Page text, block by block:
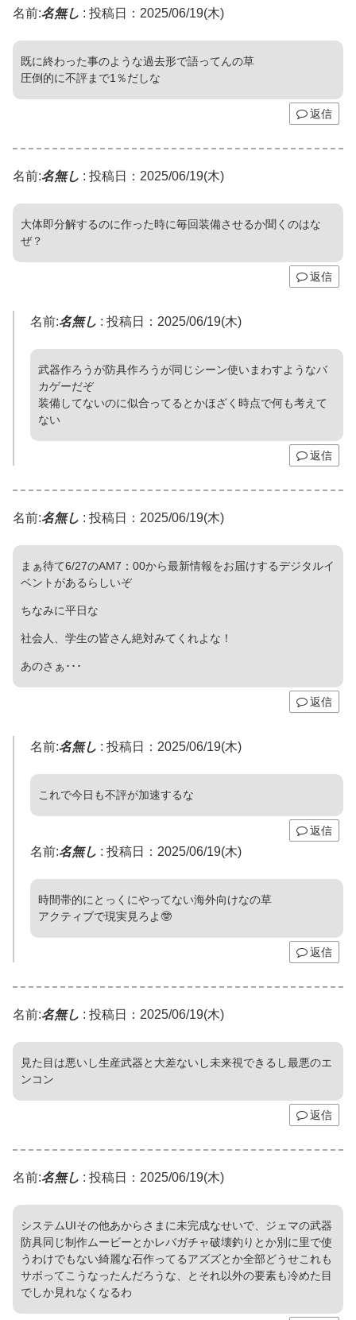
名前:名無し : 投稿日：2025/06/19(木)
既に終わった事のような過去形で語ってんの草
圧倒的に不評まで1％だしな
返信
名前:名無し : 投稿日：2025/06/19(木)
大体即分解するのに作った時に毎回装備させるか聞くのはな
ぜ？
返信
名前:名無し : 投稿日：2025/06/19(木)
武器作ろうが防具作ろうが同じシーン使いまわすようなバ
カゲーだぞ
装備してないのに似合ってるとかほざく時点で何も考えて
ない
返信
名前:名無し : 投稿日：2025/06/19(木)
まぁ待て6/27のAM7：00から最新情報をお届けするデジタルイ
ベントがあるらしいぞ
ちなみに平日な
社会人、学生の皆さん絶対みてくれよな！
あのさぁ･･･
返信
名前:名無し : 投稿日：2025/06/19(木)
これで今日も不評が加速するな
返信
名前:名無し : 投稿日：2025/06/19(木)
時間帯的にとっくにやってない海外向けなの草
アクティブで現実見ろよ🤓
返信
名前:名無し : 投稿日：2025/06/19(木)
見た目は悪いし生産武器と大差ないし未来視できるし最悪のエ
ンコン
返信
名前:名無し : 投稿日：2025/06/19(木)
システムUIその他あからさまに未完成なせいで、ジェマの武器
防具同じ制作ムービーとかレバガチャ破壊釣りとか別に里で使
うわけでもない綺麗な石作ってるアズズとか全部どうせこれも
サボってこうなったんだろうな、とそれ以外の要素も冷めた目
でしか見れなくなるわ